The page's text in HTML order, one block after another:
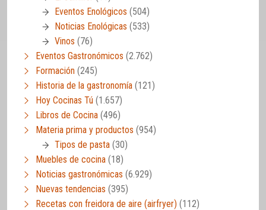
Eventos Enológicos (504)
Noticias Enológicas (533)
Vinos (76)
Eventos Gastronómicos (2.762)
Formación (245)
Historia de la gastronomía (121)
Hoy Cocinas Tú (1.657)
Libros de Cocina (496)
Materia prima y productos (954)
Tipos de pasta (30)
Muebles de cocina (18)
Noticias gastronómicas (6.929)
Nuevas tendencias (395)
Recetas con freidora de aire (airfryer) (112)